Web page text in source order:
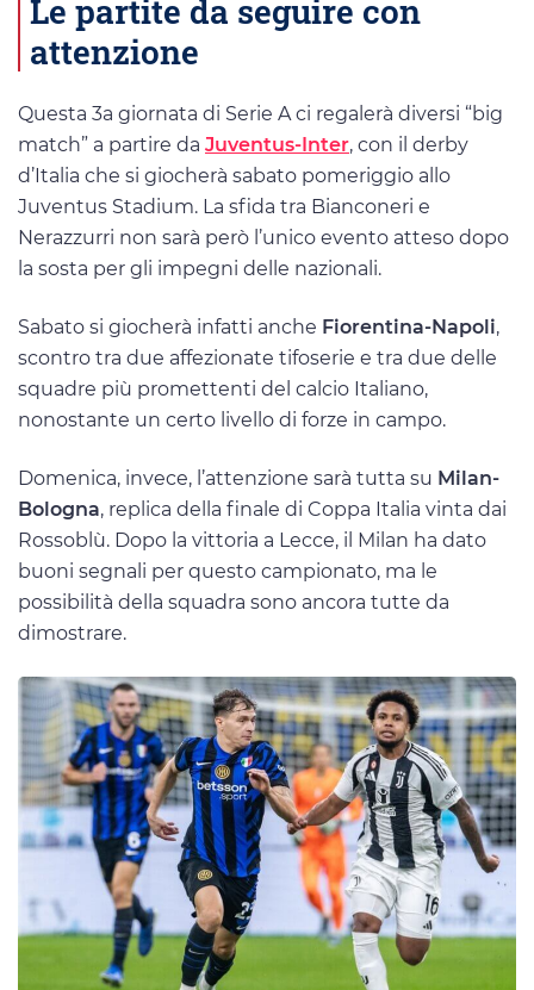
Le partite da seguire con
attenzione
Questa 3a giornata di Serie A ci regalerà diversi “big
match” a partire da Juventus-Inter, con il derby
d’Italia che si giocherà sabato pomeriggio allo
Juventus Stadium. La sfida tra Bianconeri e
Nerazzurri non sarà però l’unico evento atteso dopo
la sosta per gli impegni delle nazionali.
Sabato si giocherà infatti anche Fiorentina-Napoli,
scontro tra due affezionate tifoserie e tra due delle
squadre più promettenti del calcio Italiano,
nonostante un certo livello di forze in campo.
Domenica, invece, l’attenzione sarà tutta su Milan-
Bologna, replica della finale di Coppa Italia vinta dai
Rossoblù. Dopo la vittoria a Lecce, il Milan ha dato
buoni segnali per questo campionato, ma le
possibilità della squadra sono ancora tutte da
dimostrare.